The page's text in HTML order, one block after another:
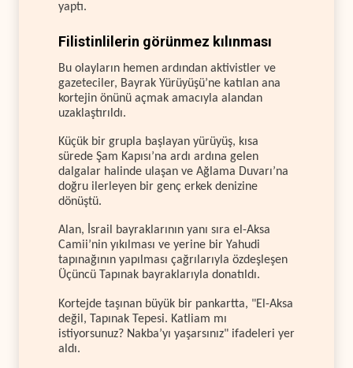
yaptı.
Filistinlilerin görünmez kılınması
Bu olayların hemen ardından aktivistler ve
gazeteciler, Bayrak Yürüyüşü’ne katılan ana
kortejin önünü açmak amacıyla alandan
uzaklaştırıldı.
Küçük bir grupla başlayan yürüyüş, kısa
sürede Şam Kapısı’na ardı ardına gelen
dalgalar halinde ulaşan ve Ağlama Duvarı’na
doğru ilerleyen bir genç erkek denizine
dönüştü.
Alan, İsrail bayraklarının yanı sıra el-Aksa
Camii’nin yıkılması ve yerine bir Yahudi
tapınağının yapılması çağrılarıyla özdeşleşen
Üçüncü Tapınak bayraklarıyla donatıldı.
Kortejde taşınan büyük bir pankartta, "El-Aksa
değil, Tapınak Tepesi. Katliam mı
istiyorsunuz? Nakba’yı yaşarsınız" ifadeleri yer
aldı.